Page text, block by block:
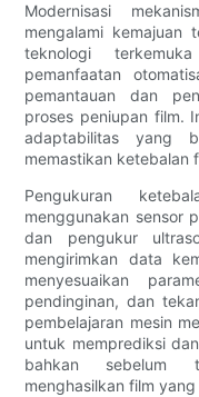
Modernisasi
mengalami kemajuan
teknologi
pemanfaatan
pemantauan dan
proses peniupan film.
adaptabilitas yang
memastikan ketebalan
Pengukuran
menggunakan sensor
dan pengukur
mengirimkan data
menyesuaikan
pendinginan, dan
pembelajaran mesin
untuk memprediksi
bahkan sebelum
menghasilkan film